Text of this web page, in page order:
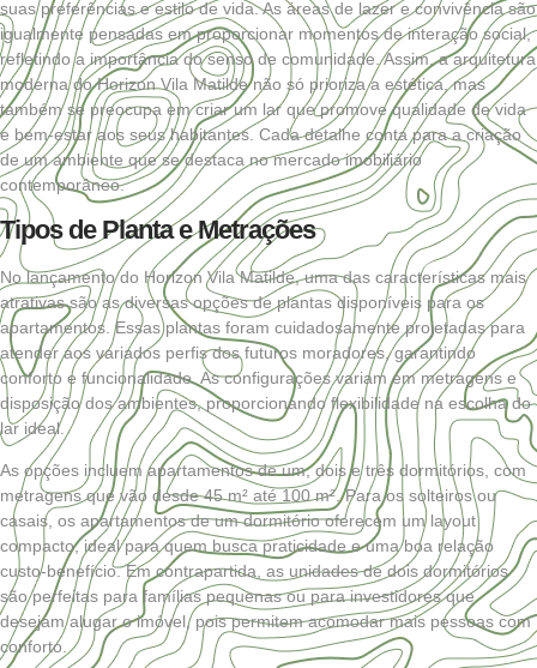
suas preferências e estilo de vida. As áreas de lazer e convivência são
igualmente pensadas em proporcionar momentos de interação social,
refletindo a importância do senso de comunidade. Assim, a arquitetura
moderna do Horizon Vila Matilde não só prioriza a estética, mas
também se preocupa em criar um lar que promove qualidade de vida
e bem-estar aos seus habitantes. Cada detalhe conta para a criação
de um ambiente que se destaca no mercado imobiliário
contemporâneo.
Tipos de Planta e Metrações
No lançamento do Horizon Vila Matilde, uma das características mais
atrativas são as diversas opções de plantas disponíveis para os
apartamentos. Essas plantas foram cuidadosamente projetadas para
atender aos variados perfis dos futuros moradores, garantindo
conforto e funcionalidade. As configurações variam em metragens e
disposição dos ambientes, proporcionando flexibilidade na escolha do
lar ideal.
As opções incluem apartamentos de um, dois e três dormitórios, com
metragens que vão desde 45 m² até 100 m². Para os solteiros ou
casais, os apartamentos de um dormitório oferecem um layout
compacto, ideal para quem busca praticidade e uma boa relação
custo-benefício. Em contrapartida, as unidades de dois dormitórios
são perfeitas para famílias pequenas ou para investidores que
desejam alugar o imóvel, pois permitem acomodar mais pessoas com
conforto.